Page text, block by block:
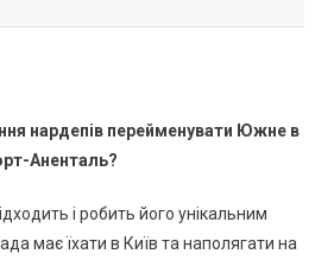
нардепів перейменувати Южне в
Аненталь?
і робить його унікальним
має їхати в Київ та наполягати на